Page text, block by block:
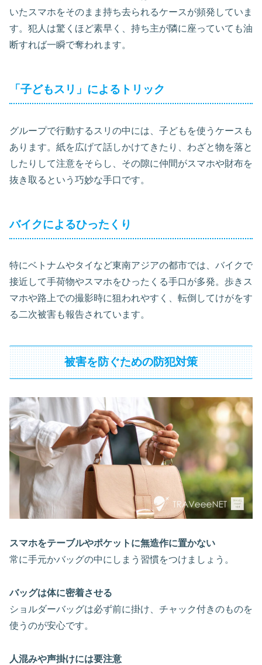
いたスマホをそのまま持ち去られるケースが頻発していま
す。犯人は驚くほど素早く、持ち主が隣に座っていても油
断すれば一瞬で奪われます。
「子どもスリ」によるトリック
グループで行動するスリの中には、子どもを使うケースも
あります。紙を広げて話しかけてきたり、わざと物を落と
したりして注意をそらし、その隙に仲間がスマホや財布を
抜き取るという巧妙な手口です。
バイクによるひったくり
特にベトナムやタイなど東南アジアの都市では、バイクで
接近して手荷物やスマホをひったくる手口が多発。歩きス
マホや路上での撮影時に狙われやすく、転倒してけがをす
る二次被害も報告されています。
被害を防ぐための防犯対策
スマホをテーブルやポケットに無造作に置かない
常に手元かバッグの中にしまう習慣をつけましょう。
バッグは体に密着させる
ショルダーバッグは必ず前に掛け、チャック付きのものを
使うのが安心です。
人混みや声掛けには要注意